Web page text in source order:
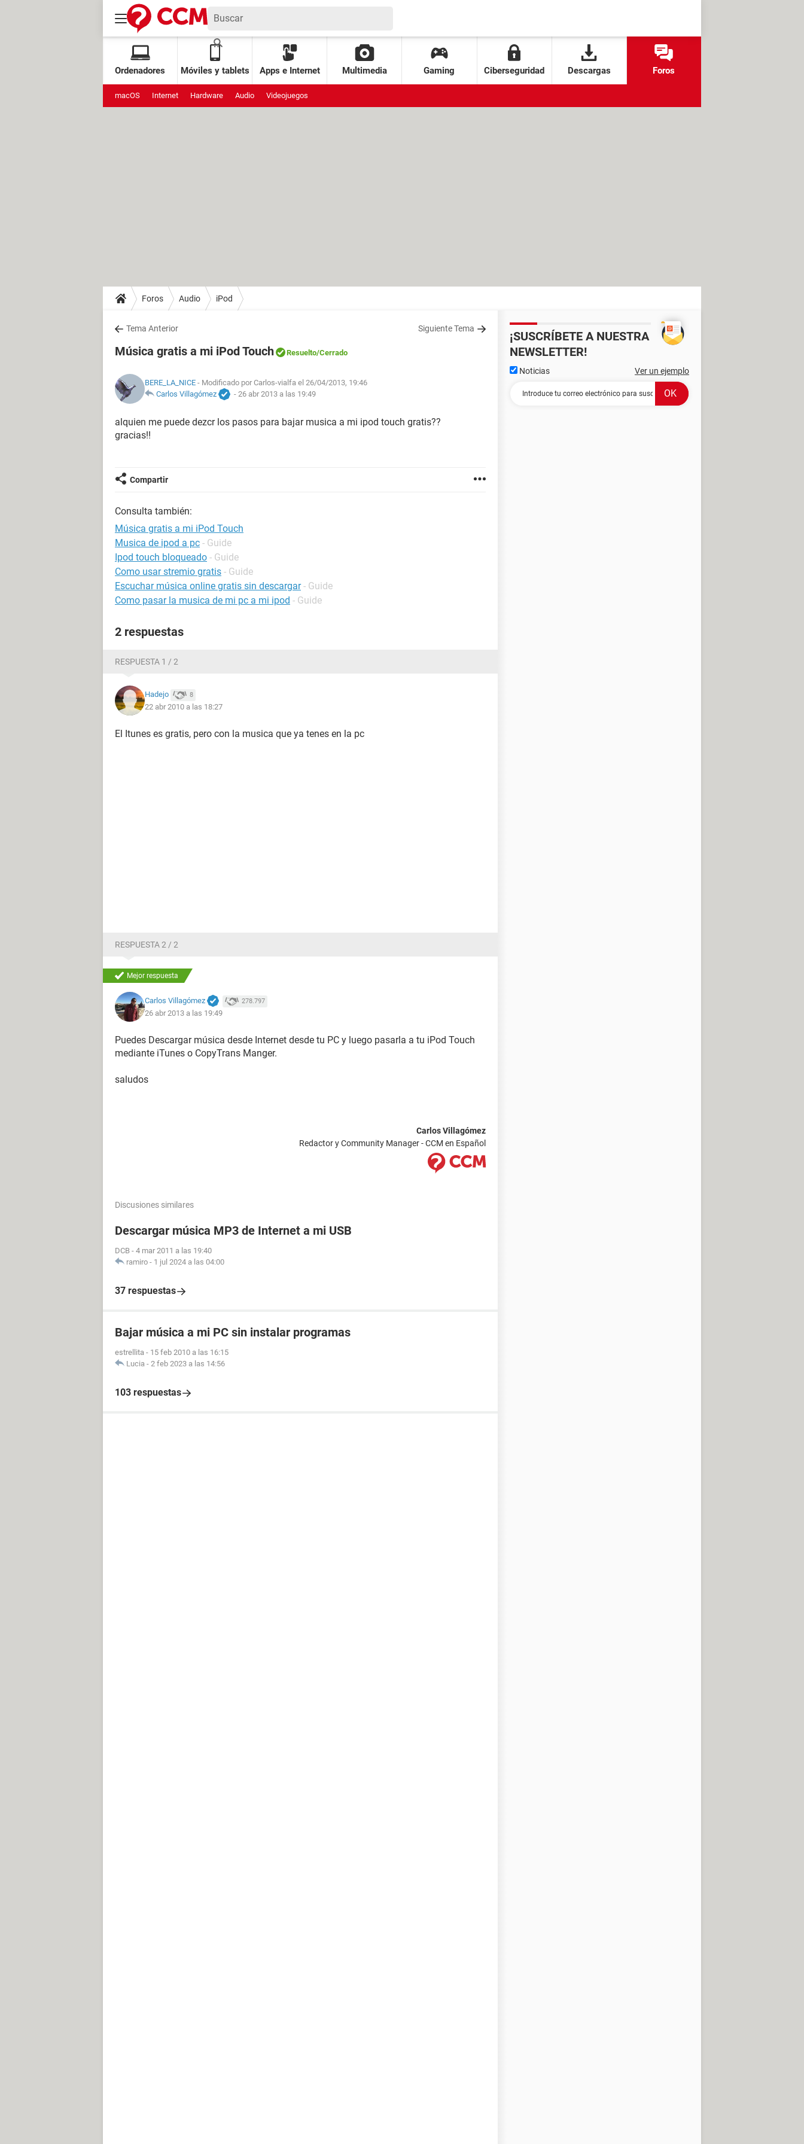
Ordenadores Móviles y tablets Apps e Internet Multimedia Gaming Ciberseguridad Descargas Foros
macOS Internet Hardware Audio Videojuegos
Foros Audio iPod
Tema Anterior Siguiente Tema
Música gratis a mi iPod Touch Resuelto/Cerrado
BERE_LA_NICE - Modificado por Carlos-vialfa el 26/04/2013, 19:46
Carlos Villagómez
- 26 abr 2013 a las 19:49
alquien me puede dezcr los pasos para bajar musica a mi ipod touch gratis??
gracias!!
Compartir
Consulta también:
Música gratis a mi iPod Touch
Musica de ipod a pc - Guide
Ipod touch bloqueado - Guide
Como usar stremio gratis - Guide
Escuchar música online gratis sin descargar - Guide
Como pasar la musica de mi pc a mi ipod - Guide
2 respuestas
RESPUESTA 1 / 2
Hadejo 8
22 abr 2010 a las 18:27
El Itunes es gratis, pero con la musica que ya tenes en la pc
RESPUESTA 2 / 2
Mejor respuesta
Carlos Villagómez 278.797
26 abr 2013 a las 19:49
Puedes Descargar música desde Internet desde tu PC y luego pasarla a tu iPod Touch
mediante iTunes o CopyTrans Manger.
saludos
Carlos Villagómez
Redactor y Community Manager - CCM en Español
Discusiones similares
Descargar música MP3 de Internet a mi USB
DCB - 4 mar 2011 a las 19:40
ramiro - 1 jul 2024 a las 04:00
37 respuestas
Bajar música a mi PC sin instalar programas
estrellita - 15 feb 2010 a las 16:15
Lucia - 2 feb 2023 a las 14:56
103 respuestas
¡SUSCRÍBETE A NUESTRA
NEWSLETTER!
Noticias Ver un ejemplo